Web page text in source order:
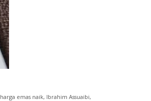
harga emas naik, Ibrahim Assuaibi,